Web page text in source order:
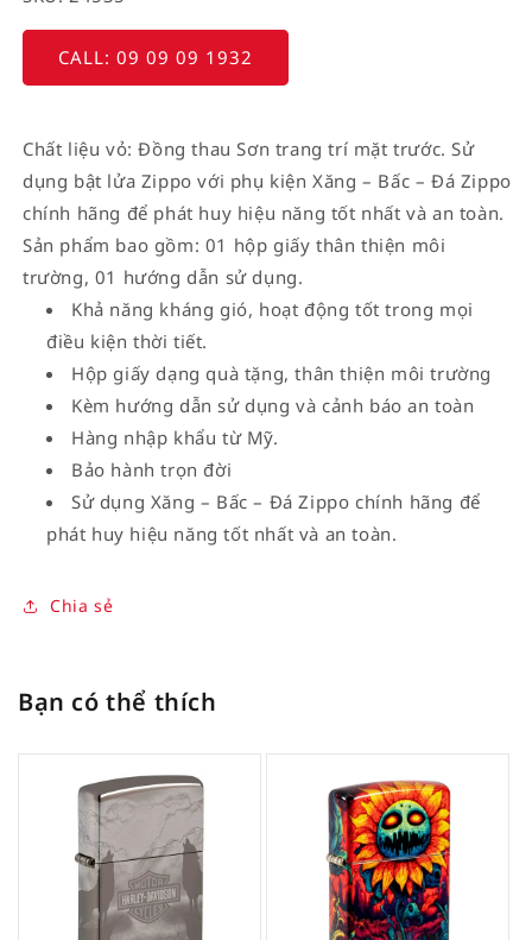
CALL: 09 09 09 1932
Chất liệu vỏ: Đồng thau Sơn trang trí mặt trước. Sử
dụng bật lửa Zippo với phụ kiện Xăng – Bấc – Đá Zippo
chính hãng để phát huy hiệu năng tốt nhất và an toàn.
Sản phẩm bao gồm: 01 hộp giấy thân thiện môi
trường, 01 hướng dẫn sử dụng.
Khả năng kháng gió, hoạt động tốt trong mọi
điều kiện thời tiết.
Hộp giấy dạng quà tặng, thân thiện môi trường
Kèm hướng dẫn sử dụng và cảnh báo an toàn
Hàng nhập khẩu từ Mỹ.
Bảo hành trọn đời
Sử dụng Xăng – Bấc – Đá Zippo chính hãng để
phát huy hiệu năng tốt nhất và an toàn.
Chia sẻ
Bạn có thể thích